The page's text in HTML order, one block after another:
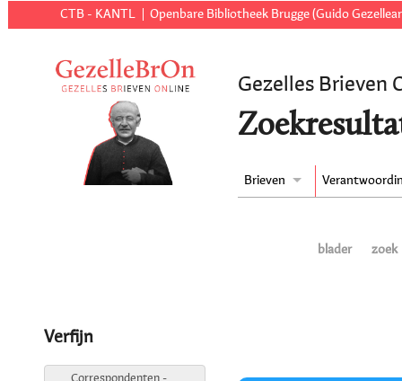
CTB - KANTL Openbare Bibliotheek Brugge (Guido
Gezelles Brieven
Brieven
blader zoek
Verfijn
Correspondenten -